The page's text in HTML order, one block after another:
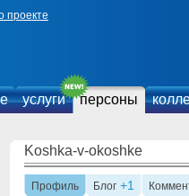
проекте
услуги персоны
Koshka-v-okoshke
Профиль Блог +1